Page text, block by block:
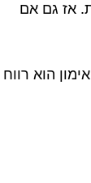
אז גם אם
הוא רווח